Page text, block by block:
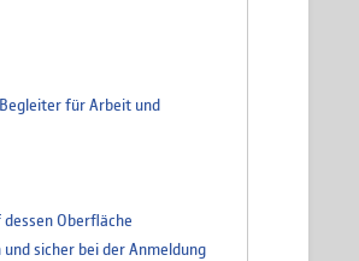
für Arbeit und
Oberfläche
sicher bei der Anmeldung